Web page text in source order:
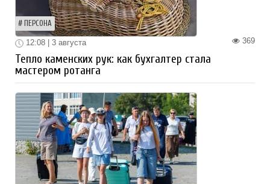
ПЕРСОНА
369
12:08 | 3 августа
Тепло каменских рук: как бухгалтер стала
мастером ротанга